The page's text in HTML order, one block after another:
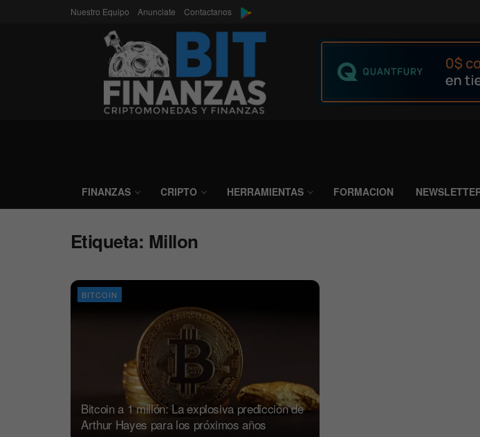
Nuestro Equipo Anunciate Contactanos
FINANZAS CRIPTO HERRAMIENTAS FORMACION
Etiqueta: Millon
BITCOIN
Bitcoin a 1 millón: La explosiva predicción de
Arthur Hayes para los próximos años